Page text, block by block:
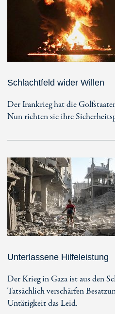
Schlachtfeld wider Willen
Der Irankrieg hat die
Nun richten sie ihre
Unterlassene Hilfeleistung
Der Krieg in Gaza ist aus den
Tatsächlich verschärfen
Untätigkeit das Leid.